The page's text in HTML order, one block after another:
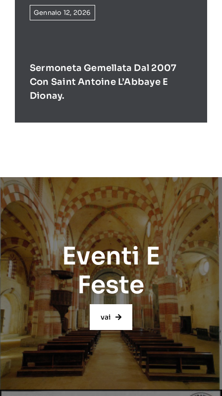
Gennaio 12, 2026
Sermoneta Gemellata Dal 2007
Con Saint Antoine L’Abbaye E
Dionay.
Eventi E
Feste
vai